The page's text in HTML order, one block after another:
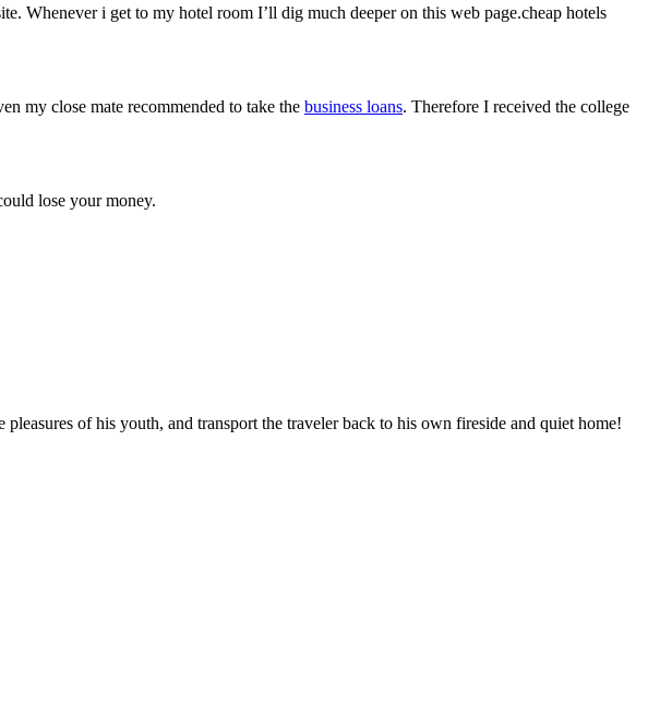
Whenever i get to my hotel room I’ll dig much deeper on this web page.cheap hotels
my close mate recommended to take the business loans. Therefore I received the college
lose your money.
of his youth, and transport the traveler back to his own fireside and quiet home!